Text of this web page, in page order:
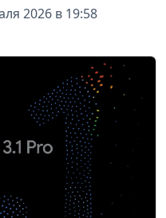
2026 в 19:58